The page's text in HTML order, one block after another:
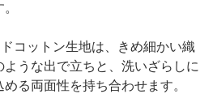
コットン生地は、きめ細かい織
うな出で立ちと、洗いざらしに
る両面性を持ち合わせます。